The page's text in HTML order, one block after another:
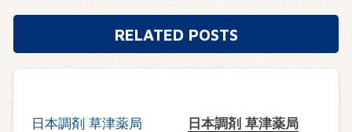
RELATED POSTS
日本調剤 草津薬局